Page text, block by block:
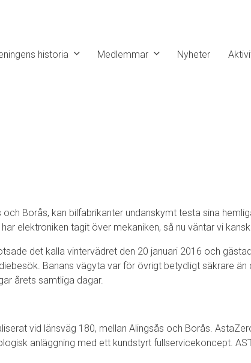
historia Medlemmar Nyheter
Borås, kan bilfabrikanter undanskymt testa sina
elektroniken tagit över mekaniken, så nu väntar vi
det kalla vintervädret den 20 januari 2016 och
Banans vägyta var för övrigt betydligt säkrare
årets samtliga dagar.
vid länsväg 180, mellan Alingsås och Borås.
anläggning med ett kundstyrt fullservicekoncept.